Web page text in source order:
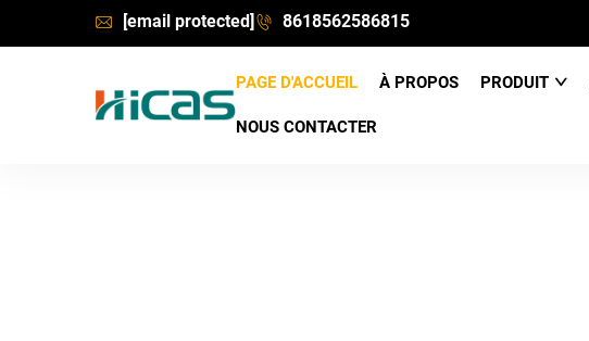
[email protected] 8618562586815
PAGE D'ACCUEIL À PROPOS PRODUIT
NOUS CONTACTER